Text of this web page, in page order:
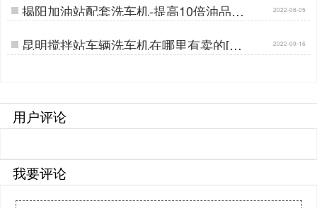
揭阳加油站配套洗车机-提高10倍油品销
量[隆茂鑫晟]…
2022-08-05
昆明搅拌站车辆洗车机在哪里有卖的[隆
茂鑫晟]…
2022-09-16
用户评论
我要评论